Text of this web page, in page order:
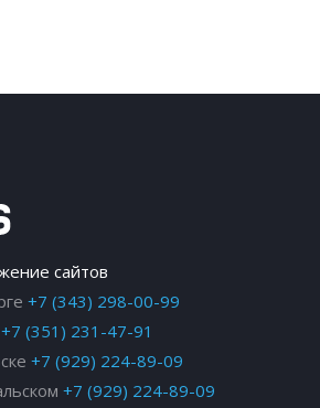
сайтов
+7 (343) 298-00-99
+7 (351) 231-47-91
+7 (929) 224-89-09
+7 (929) 224-89-09